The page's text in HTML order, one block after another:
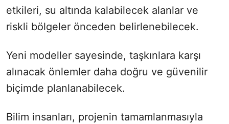
etkileri, su altında kalabilecek alanlar ve
riskli bölgeler önceden belirlenebilecek.
Yeni modeller sayesinde, taşkınlara karşı
alınacak önlemler daha doğru ve güvenilir
biçimde planlanabilecek.
Bilim insanları, projenin tamamlanmasıyla